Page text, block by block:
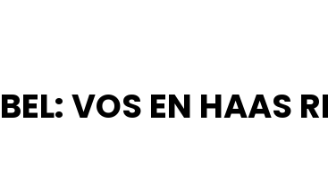
VOS EN HAAS